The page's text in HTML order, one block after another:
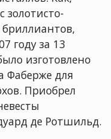
золотисто-
году за 13
изготовлено
Фаберже для
Приобрел
де Ротшильд.